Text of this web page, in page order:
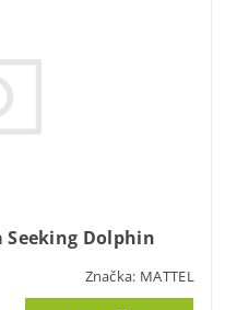
Dolphin
Značka: MATTEL